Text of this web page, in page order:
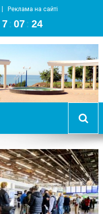
Реклама на сайті
7 : 07 : 24
Южный